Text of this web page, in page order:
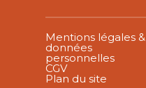
Mentions légales &
données
personnelles
CGV
Plan du site